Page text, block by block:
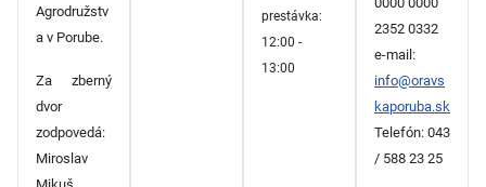
Agrodružstv
a v Porube.
Za zberný
dvor
zodpovedá:
Miroslav
prestávka:
12:00 -
13:00
2352 0332
e-mail:
info@oravs
kaporuba.sk
Telefón: 043
/ 588 23 25